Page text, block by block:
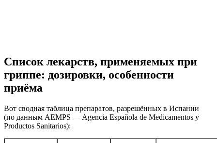
Список лекарств, применяемых при
гриппе: дозировки, особенности
приёма
Вот сводная таблица препаратов, разрешённых в Испании
(по данным AEMPS — Agencia Española de Medicamentos y
Productos Sanitarios):